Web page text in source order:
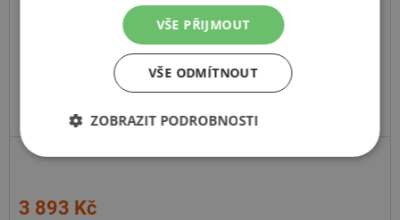
11 R12 70J
3 893 Kč
VŠE PŘIJMOUT
VŠE ODMÍTNOUT
ZOBRAZIT PODROBNOSTI